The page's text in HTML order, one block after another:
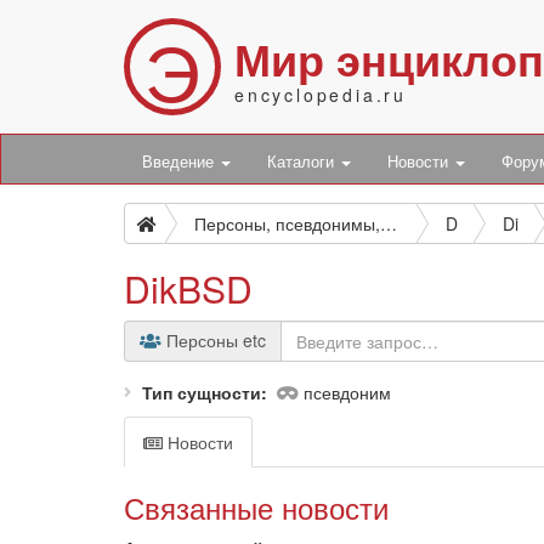
Э Мир
encyclopedia.ru
Введение Каталоги Новости
Персоны, псевдонимы, персонажи и боты D Di
DikBSD
Персоны etc
Тип сущности псевдоним
Новости
Связанные новости